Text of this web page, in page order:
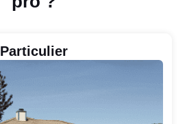
Particulier